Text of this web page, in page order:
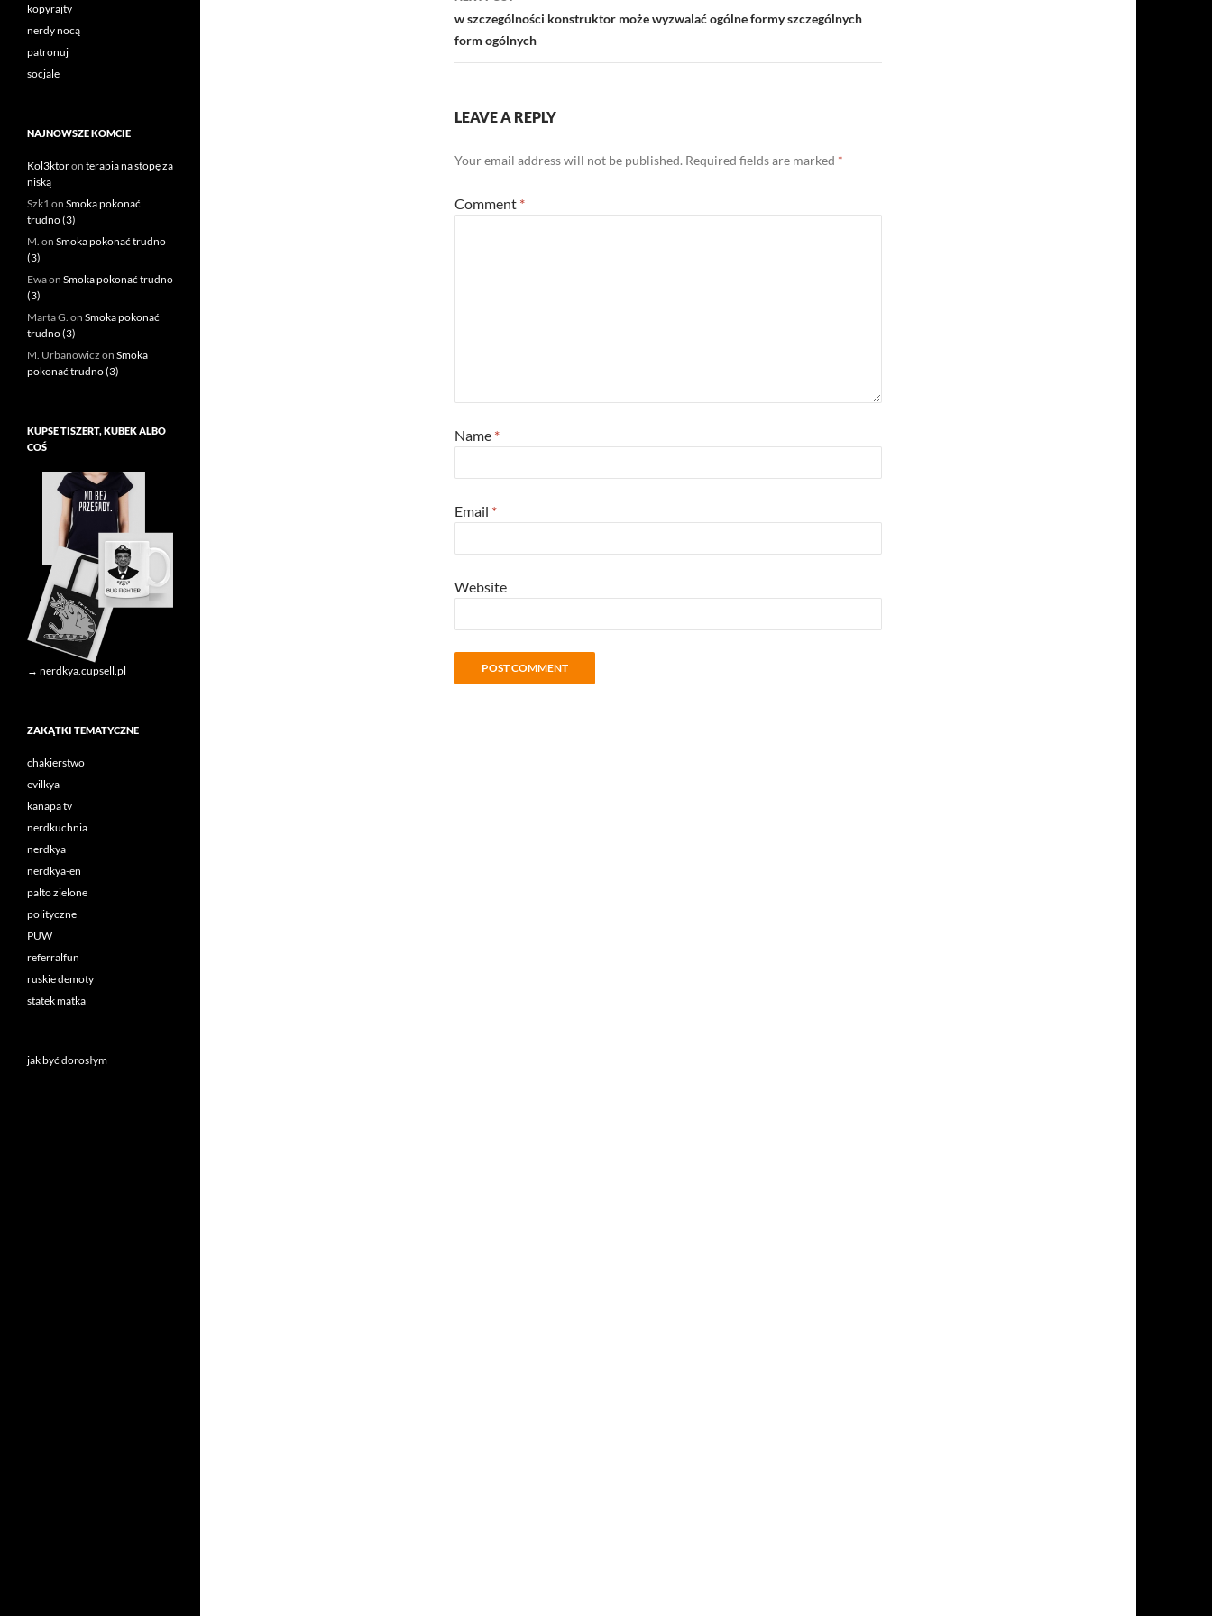
w szczególności konstruktor może wyzwalać ogólne formy szczególnych
form ogólnych
LEAVE A REPLY
Your email address will not be published. Required fields are marked *
Comment *
Name *
Email *
Website
kopyrajty
nerdy nocą
patronuj
socjale
NAJNOWSZE KOMCIE
Kol3ktoron terapia na stopę za
niską
Szk1on Smoka pokonać
trudno (3)
M. on Smoka pokonać trudno
(3)
Ewaon Smoka pokonać trudno
(3)
Marta G. on Smoka pokonać
trudno (3)
M. Urbanowicz on Smoka
pokonać trudno (3)
KUPSE TISZERT, KUBEK ALBO
COŚ
→ nerdkya.cupsell.pl
ZAKĄTKI TEMATYCZNE
chakierstwo
evilkya
kanapa tv
nerdkuchnia
nerdkya
nerdkya-en
palto zielone
polityczne
PUW
referralfun
ruskie demoty
statek matka
jak być dorosłym